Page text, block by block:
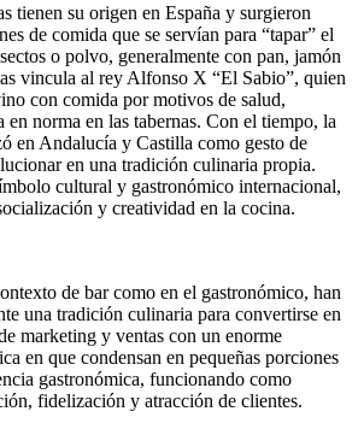
tienen su origen en España y surgieron
de comida que se servían para “tapar” el
o polvo, generalmente con pan, jamón
vincula al rey Alfonso X “El Sabio”, quien
con comida por motivos de salud,
norma en las tabernas. Con el tiempo, la
en Andalucía y Castilla como gesto de
en una tradición culinaria propia.
cultural y gastronómico internacional,
y creatividad en la cocina.
de bar como en el gastronómico, han
una tradición culinaria para convertirse en
marketing y ventas con un enorme
en que condensan en pequeñas porciones
gastronómica, funcionando como
fidelización y atracción de clientes.